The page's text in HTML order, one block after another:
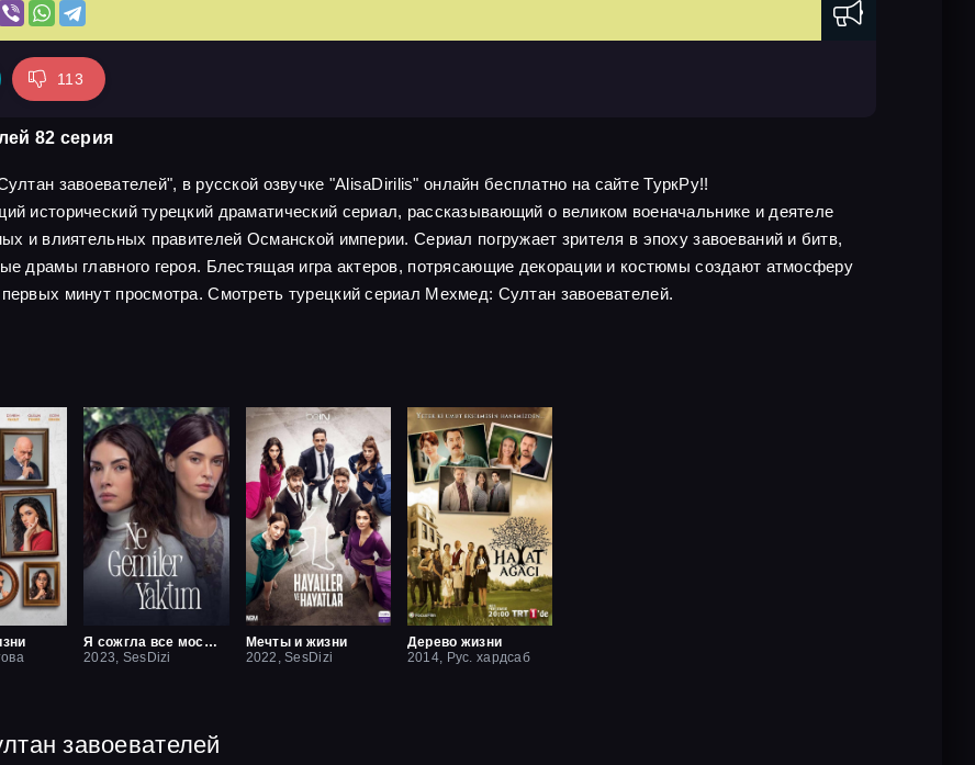
113
82 серия
завоевателей", в русской озвучке "AlisaDirilis" онлайн бесплатно на сайте ТуркРу!!
исторический турецкий драматический сериал, рассказывающий о великом военачальнике и деятеле
и влиятельных правителей Османской империи. Сериал погружает зрителя в эпоху завоеваний и битв,
драмы главного героя. Блестящая игра актеров, потрясающие декорации и костюмы создают атмосферу
минут просмотра. Смотреть турецкий сериал Мехмед: Султан завоевателей.
Я сожгла все мосты / Какие корабли я сжёг
2023, SesDizi
Мечты и жизни
2022, SesDizi
Дерево жизни
2014, Рус. хардсаб
завоевателей